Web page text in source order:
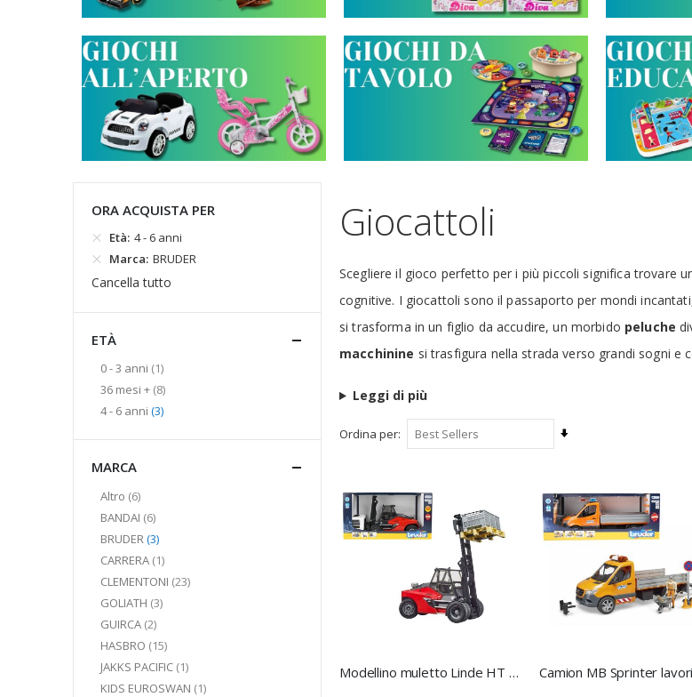
Giocattoli
Scegliere il gioco perfetto per i più piccoli significa trovare
cognitive. I giocattoli sono il passaporto per mondi
si trasforma in un figlio da accudire, un morbido peluche
macchinine si trasfigura nella strada verso grandi sogni e
Leggi di più
Ordina per
Imposta
crescente
Modellino muletto Linde HT 160 con pallet - Bruder
ORA ACQUISTA PER
Età 4 - 6 anni
Marca BRUDER
Cancella tutto
ETÀ
0 - 3 anni 1
elemento
36 mesi + 8
elementi
4 - 6 anni 3
elementi
MARCA
Altro 6
elementi
BANDAI 6
elementi
BRUDER 3
elementi
CARRERA 1
elemento
CLEMENTONI 23
elementi
GOLIATH 3
elementi
GUIRCA 2
elementi
HASBRO 15
elementi
JAKKS PACIFIC 1
elemento
KIDS EUROSWAN 1
elemento